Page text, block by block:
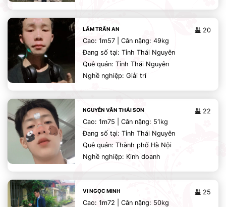
20
LÂM TRẤN AN
Cao: 1m57 | Cân nặng: 49kg
Đang số tại: Tỉnh Thái Nguyên
Quê quán: Tỉnh Thái Nguyên
Nghề nghiệp: Giải trí
22
NGUYỄN VĂN THÁI SƠN
Cao: 1m75 | Cân nặng: 51kg
Đang số tại: Tỉnh Thái Nguyên
Quê quán: Thành phố Hà Nội
Nghề nghiệp: Kinh doanh
25
VI NGỌC MINH
Cao: 1m72 | Cân nặng: 50kg